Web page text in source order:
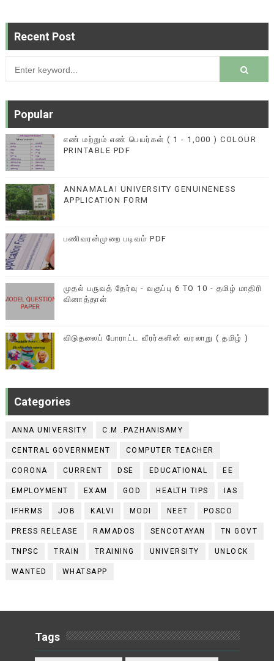
Recent Post
Popular
எண் மற்றும் எண் பெயர்கள் ( 1 - 1,000 ) COLOUR
PRINTABLE PDF
ANNAMALAI UNIVERSITY GENUINENESS
APPLICATION FORM
பணிவரன்முறை படிவம் PDF
முதல் பருவத் தேர்வு - வகுப்பு 6 TO 10 - தமிழ் மாதிரி
வினாத்தாள்
விடுதலைப் போராட்ட வீரர்களின் வரலாறு ( தமிழ் )
Categories
ANNA UNIVERSITY C.M .PAZHANISAMY
CENTRAL GOVERNMENT COMPUTER TEACHER
CORONA CURRENT DSE EDUCATIONAL EE
EMPLOYMENT EXAM GOD HEALTH TIPS IAS
IFHRMS JOB KALVI MODI NEET POSCO
PRESS RELEASE RAMADOS SENCOTAYAN TN GOVT
TNPSC TRAIN TRAINING UNIVERSITY UNLOCK
WANTED WHATSAPP
Tags